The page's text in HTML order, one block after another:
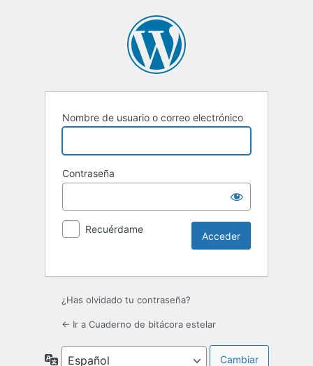
Nombre de usuario o correo electrónico
Contraseña
Recuérdame
¿Has olvidado tu contraseña?
← Ir a Cuaderno de bitácora estelar
Idioma